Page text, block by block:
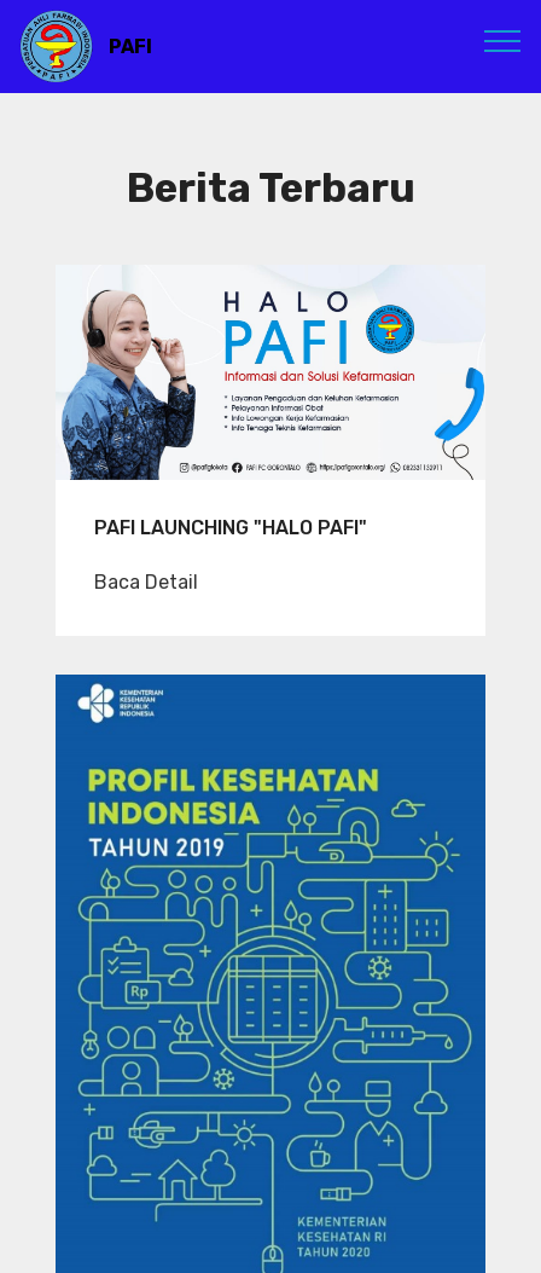
PAFI
Berita Terbaru
PAFI LAUNCHING "HALO PAFI"
Baca Detail